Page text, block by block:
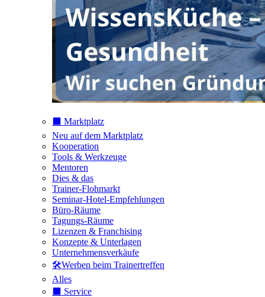
⬛️ Marktplatz
Neu auf dem Marktplatz
Kooperation
Tools & Werkzeuge
Mentoren
Dies & das
Trainer-Flohmarkt
Seminar-Hotel-Empfehlungen
Büro-Räume
Tagungs-Räume
Lizenzen & Franchising
Konzepte & Unterlagen
Unternehmensverkäufe
🛠️Werben beim Trainertreffen
Alles
⬛️ Service